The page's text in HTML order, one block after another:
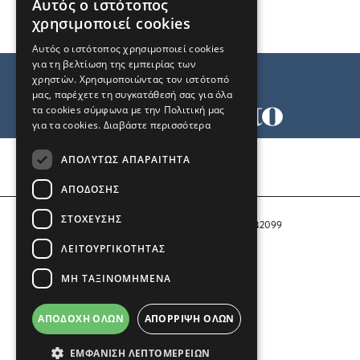
Αριθμός Πιστοποίησης Μ.Η.Τ. 242099
COPYRIGHT © 2026 Το Μανιφέστο
Αυτός ο ιστότοπος
χρησιμοποιεί cookies
Αυτός ο ιστότοπος χρησιμοποιεί cookies
για τη βελτίωση της εμπειρίας των
χρηστών. Χρησιμοποιώντας τον ιστότοπό
μας, παρέχετε τη συγκατάθεσή σας για όλα
τα cookies σύμφωνα με την Πολιτική μας
για τα cookies. Διαβάστε περισσότερα
ΑΠΟΛΎΤΩΣ ΑΠΑΡΑΊΤΗΤΑ
ΑΠΌΔΟΣΗΣ
ΣΤΌΧΕΥΣΗΣ
ΛΕΙΤΟΥΡΓΙΚΌΤΗΤΑΣ
ΜΗ ΤΑΞΙΝΟΜΗΜΈΝΑ
ΑΠΟΔΟΧΉ ΌΛΩΝ ΑΠΌΡΡΙΨΗ ΌΛΩΝ
ΕΜΦΆΝΙΣΗ ΛΕΠΤΟΜΕΡΕΙΏΝ